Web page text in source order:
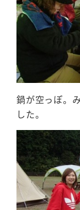
鍋が空っぽ。
した。